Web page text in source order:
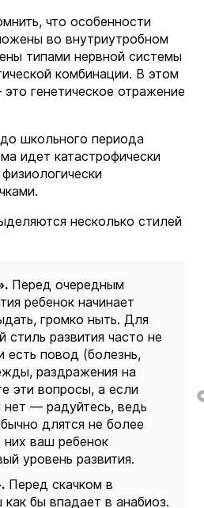
что особенности
во внутриутробном
типами нервной системы
комбинации. В этом
генетическое отражение
школьного периода
идет катастрофически
несколько стилей
Перед очередным
ребенок начинает
громко ныть. Для
стиль развития часто не
есть повод (болезнь,
раздражения на
эти вопросы, а если
— радуйтесь, ведь
длятся не более
ваш ребенок
уровень развития.
Перед скачком в
бы впадает в анабиоз.